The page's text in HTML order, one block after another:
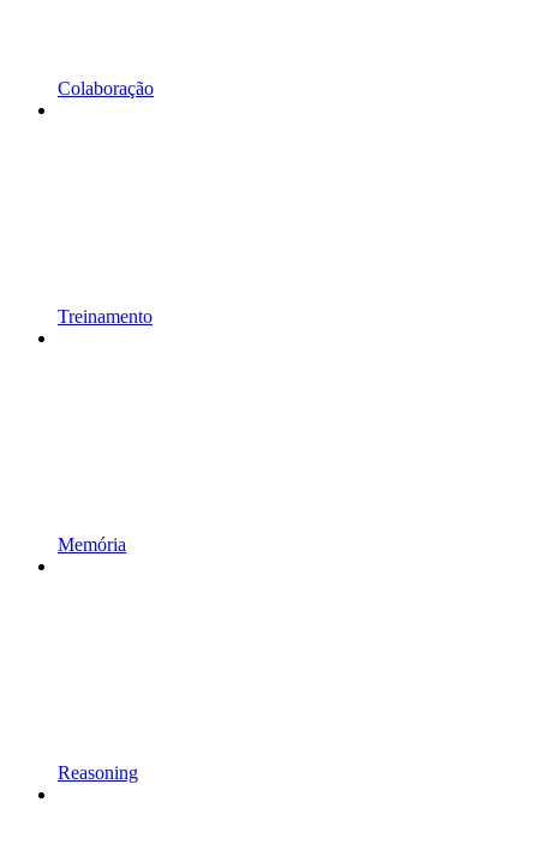
Colaboração
Treinamento
Memória
Reasoning